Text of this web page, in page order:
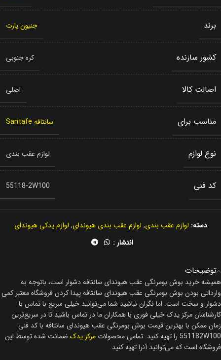
برند جنیون پارت
کشور سازنده کره جنوبی
اصالت کالا اصلی
مناسب برای سانتافه Santafe
نوع لوازم لوازم عقب بندی
کد فنی 55118-2W100
دسته: لوازم عقب بندی, لوازم عقب بندی هیوندای, لوازم یدکی هیوندای
انتشار :
توضیحات
همیشه خرید بوش بومرنگی عقب هیوندای سانتافه دشوار است، باتوجه به
وارداتی بودن بوش بومرنگی عقب هیوندای سانتافه پیدا کردن فروشگاه معتبر کمی
دشوار و سخت است. اما نگران نباشید شما می‌توانید خیلی سریع با تماس با
کارشناسان مرکز یدک خیلی فوری با همکاران ما در تماس باشید تا در سریع‌ترین
زمان ممکن با بهترین قیمت بوش بومرنگی عقب هیوندای سانتافه با کد فنی
551182W100 را تهیه کنید. تمامی محصولات
مرکز یدک ضمانت شده توسط این
فروشگاه است که می‌توانید آنرا تهیه کنید.